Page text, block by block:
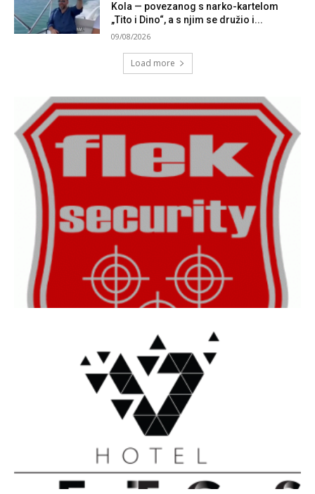
Kola — povezanog s narko-kartelom
„Tito i Dino“, a s njim se družio i...
09/08/2026
Load more